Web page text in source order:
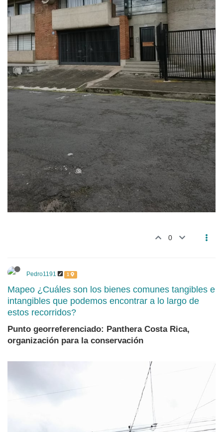
0
Pedro1191 1
Mapeo ¿Cuáles son los bienes comunes tangibles e
intangibles que podemos encontrar a lo largo de
estos recorridos?
Punto georreferenciado: Panthera Costa Rica,
organización para la conservación